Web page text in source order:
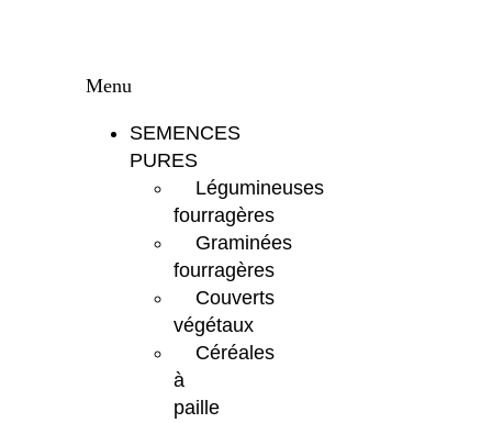
Menu
SEMENCES
PURES
Légumineuses
fourragères
Graminées
fourragères
Couverts
végétaux
Céréales
à
paille